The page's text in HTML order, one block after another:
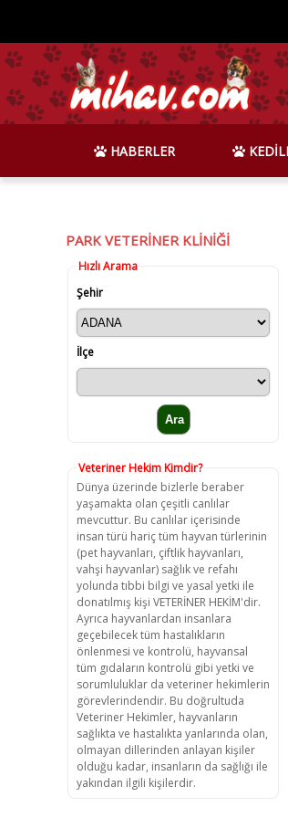
HABERLER
PARK VETERİNER KLİNİĞİ
Hızlı Arama
Şehir
İlçe
Veteriner Hekim Kimdir?
Dünya üzerinde bizlerle beraber
yaşamakta olan çeşitli canlılar
mevcuttur. Bu canlılar içerisinde
insan türü hariç tüm hayvan türlerinin
(pet hayvanları, çiftlik hayvanları,
vahşi hayvanlar) sağlık ve refahı
yolunda tıbbi bilgi ve yasal yetki ile
donatılmış kişi VETERİNER HEKİM'dir.
Ayrıca hayvanlardan insanlara
geçebilecek tüm hastalıkların
önlenmesi ve kontrolü, hayvansal
tüm gıdaların kontrolü gibi yetki ve
sorumluluklar da veteriner hekimlerin
görevlerindendir. Bu doğrultuda
Veteriner Hekimler, hayvanların
sağlıkta ve hastalıkta yanlarında olan,
olmayan dillerinden anlayan kişiler
olduğu kadar, insanların da sağlığı ile
yakından ilgili kişilerdir.